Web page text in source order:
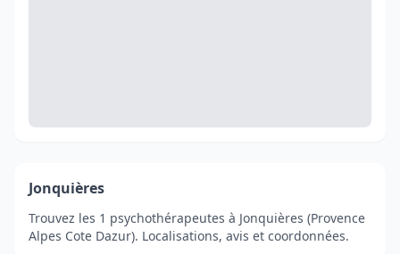
Jonquières
Trouvez les 1 psychothérapeutes à Jonquières (Provence
Alpes Cote Dazur). Localisations, avis et coordonnées.